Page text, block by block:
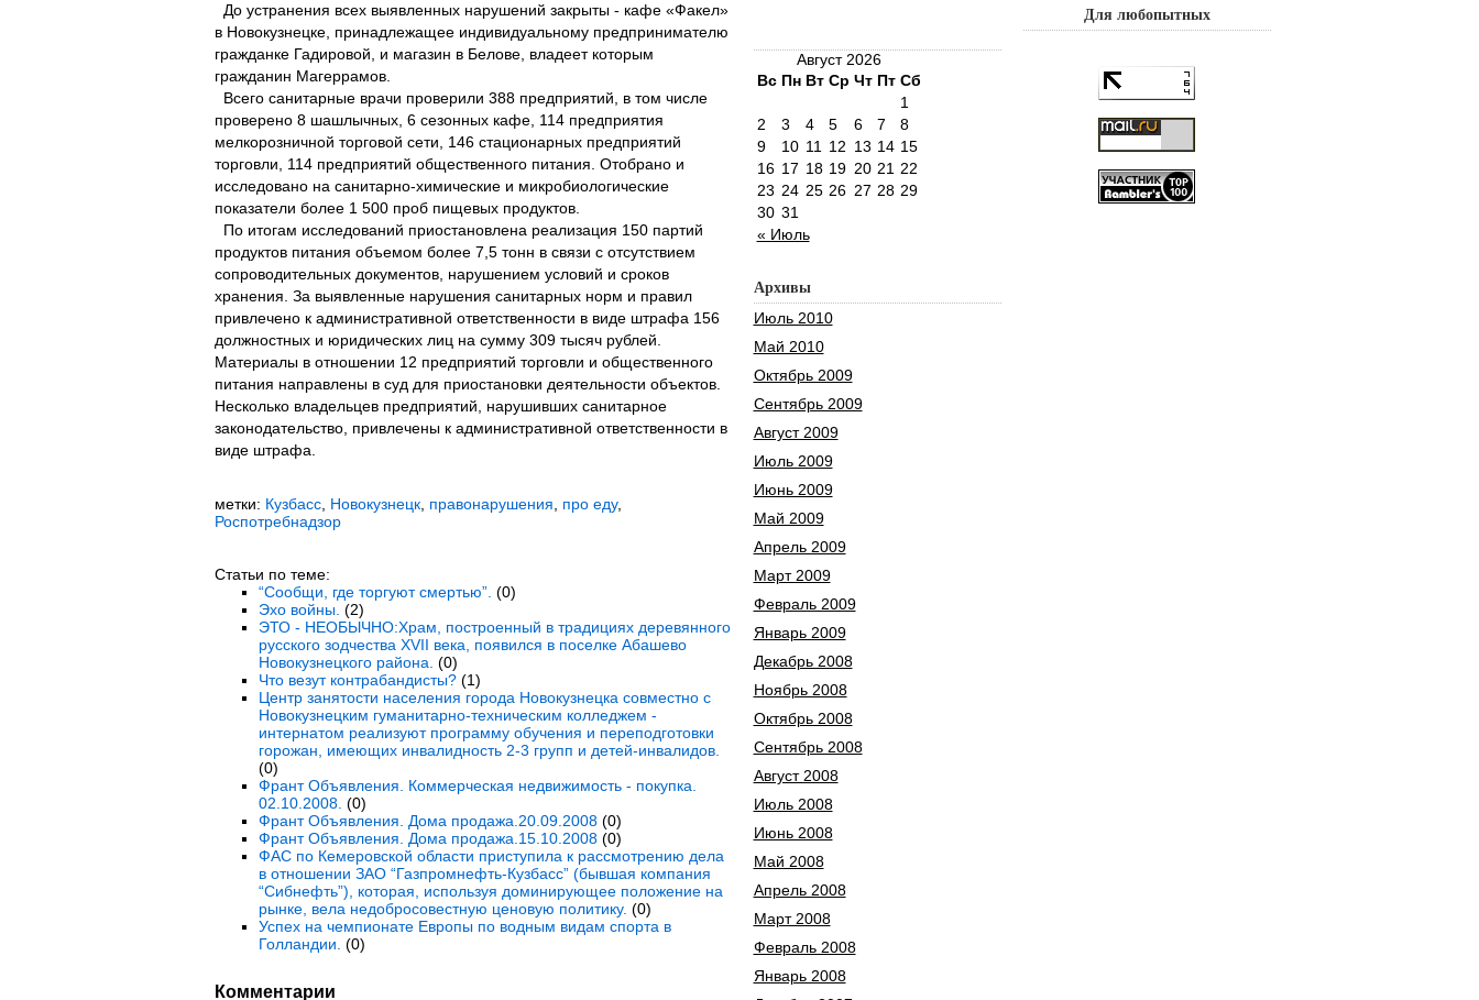
До устранения всех выявленных нарушений закрыты - кафе «Факел»
в Новокузнецке, принадлежащее индивидуальному предпринимателю
гражданке Гадировой, и магазин в Белове, владеет которым
гражданин Магеррамов.
Всего санитарные врачи проверили 388 предприятий, в том числе
проверено 8 шашлычных, 6 сезонных кафе, 114 предприятия
мелкорозничной торговой сети, 146 стационарных предприятий
торговли, 114 предприятий общественного питания. Отобрано и
исследовано на санитарно-химические и микробиологические
показатели более 1 500 проб пищевых продуктов.
По итогам исследований приостановлена реализация 150 партий
продуктов питания объемом более 7,5 тонн в связи с отсутствием
сопроводительных документов, нарушением условий и сроков
хранения. За выявленные нарушения санитарных норм и правил
привлечено к административной ответственности в виде штрафа 156
должностных и юридических лиц на сумму 309 тысяч рублей.
Материалы в отношении 12 предприятий торговли и общественного
питания направлены в суд для приостановки деятельности объектов.
Несколько владельцев предприятий, нарушивших санитарное
законодательство, привлечены к административной ответственности в
виде штрафа.
метки: Кузбасс, Новокузнецк, правонарушения про еду,
Роспотребнадзор
Статьи по теме:
“Сообщи, где торгуют смертью”. (0)
Эхо войны. (2)
ЭТО - НЕОБЫЧНО:Храм, построенный в традициях деревянного
русского зодчества XVII века, появился в поселке Абашево
Новокузнецкого района. (0)
Что везут контрабандисты?(1)
Центр занятости населения города Новокузнецка совместно с
Новокузнецким гуманитарно-техническим колледжем -
интернатом реализуют программу обучения и переподготовки
горожан, имеющих инвалидность 2-3 групп и детей-инвалидов.
(0)
Франт Объявления. Коммерческая недвижимость - покупка.
02.10.2008. (0)
Франт Объявления. Дома продажа.20.09.2008(0)
Франт Объявления. Дома продажа.15.10.2008(0)
ФАС по Кемеровской области приступила к рассмотрению дела
в отношении ЗАО “Газпромнефть-Кузбасс” (бывшая компания
“Сибнефть”), которая, используя доминирующее положение на
рынке, вела недобросовестную ценовую политику. (0)
Успех на чемпионате Европы по водным видам спорта в
Голландии. (0)
Комментарии
Август 2026
Вс Пн Вт Ср Чт Пт Сб
« Июль
1
2
3 4 5 6 7
8
9
10 11 12 13 14 15
16 17 18 19 20 21 22
23 24 25 26 27 28 29
30 31
Архивы
Июль 2010
Май 2010
Октябрь 2009
Сентябрь 2009
Август 2009
Июль 2009
Июнь 2009
Май 2009
Апрель 2009
Март 2009
Февраль 2009
Январь 2009
Декабрь 2008
Ноябрь 2008
Октябрь 2008
Сентябрь 2008
Август 2008
Июль 2008
Июнь 2008
Май 2008
Апрель 2008
Март 2008
Февраль 2008
Январь 2008
Для любопытных